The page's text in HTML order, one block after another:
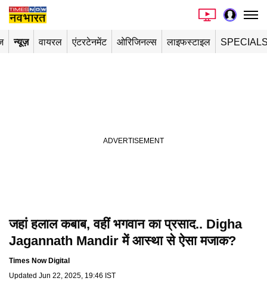
न्यूज़ वायरल एंटरटेनमेंट ओरिजिनल्स लाइफस्टाइल
जहां हलाल कबाब, वहीं भगवान का प्रसाद.. Digha
Jagannath Mandir में आस्था से ऐसा मजाक?
Times Now Digital
Updated Jun 22, 2025, 19:46 IST